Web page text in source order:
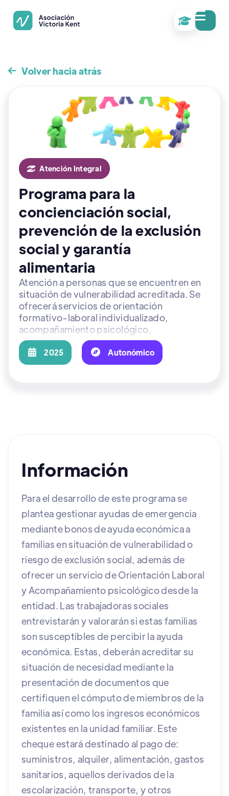

 Volver hacia atrás
 Atención Integral
Programa para la
concienciación social,
prevención de la exclusión
social y garantía
alimentaria
Atención a personas que se encuentren en
situación de vulnerabilidad acreditada. Se
ofrecerá servicios de orientación
formativo-laboral individualizado,
acompañamiento psicológico,
asesoramiento jurídico, además de un bono
económico de 150€ para gastos de
suministros básicos.
 2025  Autonómico
Información
Para el desarrollo de este programa se
plantea gestionar ayudas de emergencia
mediante bonos de ayuda económica a
familias en situación de vulnerabilidad o
riesgo de exclusión social, además de
ofrecer un servicio de Orientación Laboral
y Acompañamiento psicológico desde la
entidad. Las trabajadoras sociales
entrevistarán y valorarán si estas familias
son susceptibles de percibir la ayuda
económica. Estas, deberán acreditar su
situación de necesidad mediante la
presentación de documentos que
certifiquen el cómputo de miembros de la
familia así como los ingresos económicos
existentes en la unidad familiar. Este
cheque estará destinado al pago de:
suministros, alquiler, alimentación, gastos
sanitarios, aquellos derivados de la
escolarización, transporte, y otros